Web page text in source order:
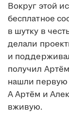
Вокруг этой
бесплатное
в шутку в
делали
и
получил
нашли первую
А Артём и
вживую.